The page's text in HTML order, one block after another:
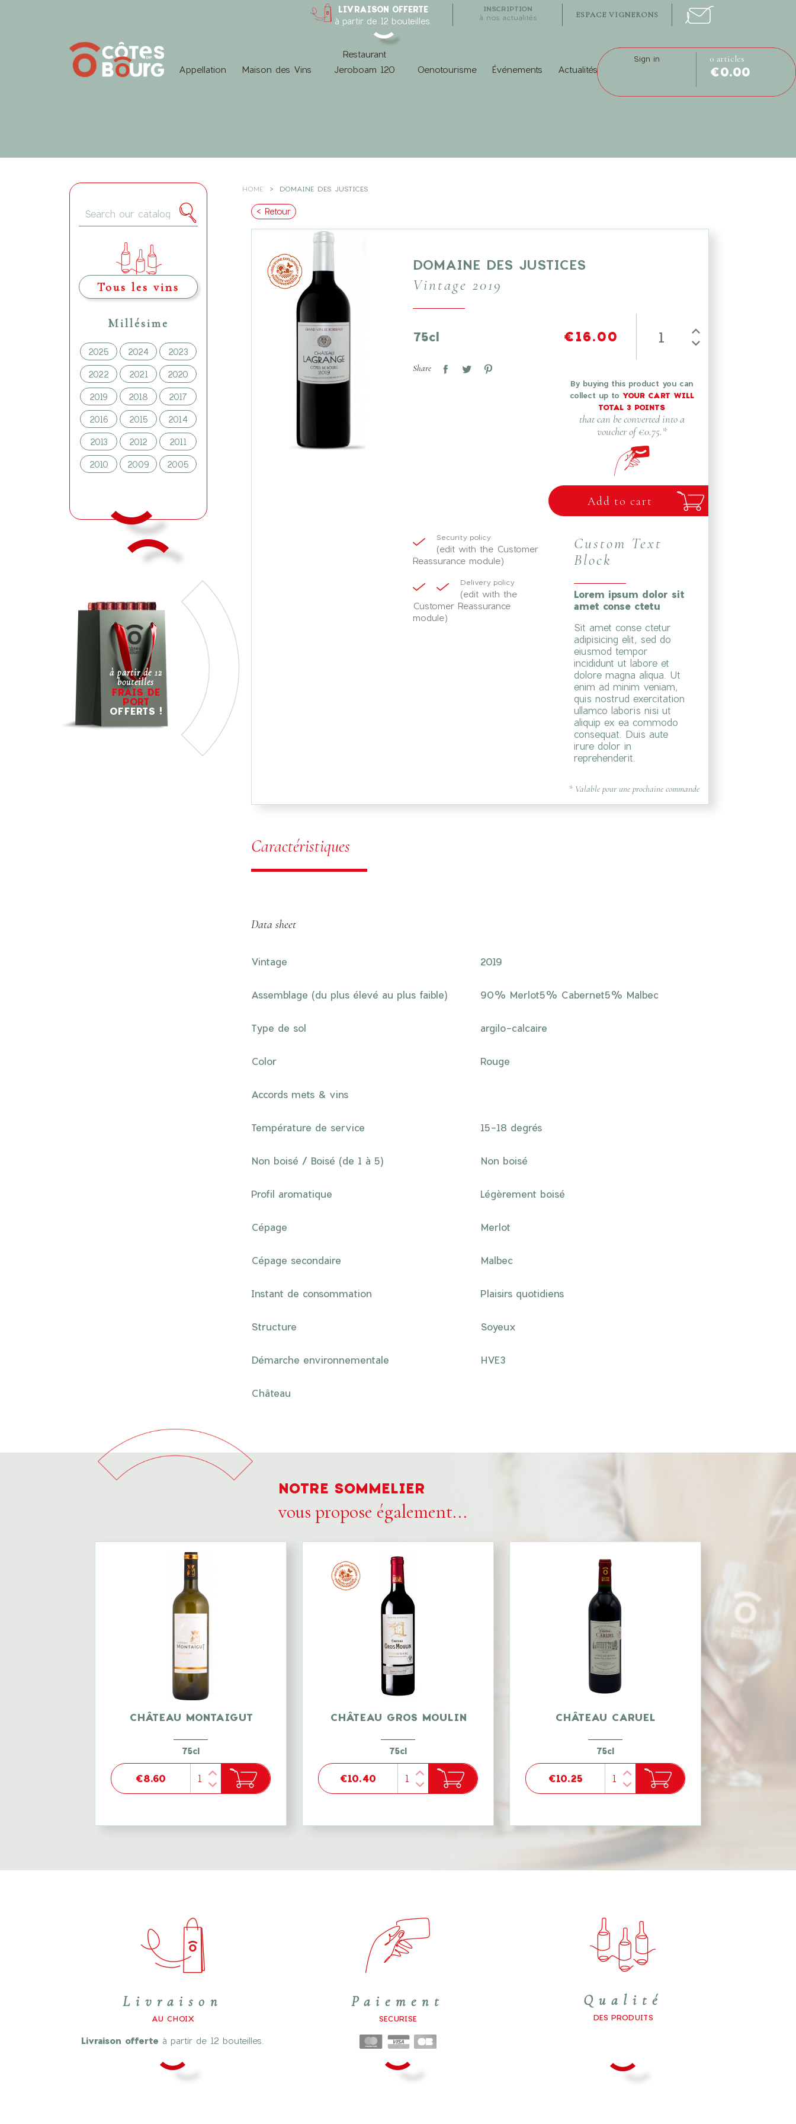
ESPACE VIGNERONS
INSCRIPTION
à nos actualités
LIVRAISON OFFERTE
à partir de 12 bouteilles.
Appellation Maison des Vins
Restaurant
Jeroboam 120
Oenotourisme Événements Actualités
Sign in 0 articles
€0.00
Tous les vins
Millésime
2025 2024 2023
2022 2021 2020
2019 2018 2017
2016 2015 2014
2013 2012 2011
2010 2009 2005
à partir de 12
bouteilles
FRAIS DE
PORT
OFFERTS !
HOME DOMAINE DES JUSTICES
< Retour
DOMAINE DES JUSTICES
Vintage 2019
75cl
Share
€16.00
By buying this product you can
collect up to YOUR CART WILL
TOTAL3 POINTS
that can be converted into a
voucher of€0.75.*
Add to cart
Security policy
(edit with the Customer
Reassurance module)
Delivery policy
(edit with the
Customer Reassurance
module)
Custom Text
Block
Lorem ipsum dolor sit
amet conse ctetu
Sit amet conse ctetur
adipisicing elit, sed do
eiusmod tempor
incididunt ut labore et
dolore magna aliqua. Ut
enim ad minim veniam,
quis nostrud exercitation
ullamco laboris nisi ut
aliquip ex ea commodo
consequat. Duis aute
irure dolor in
reprehenderit.
* Valable pour une prochaine commande
Caractéristiques
Data sheet
Vintage 2019
Assemblage (du plus élevé au plus faible) 90% Merlot5% Cabernet5% Malbec
Type de sol argilo-calcaire
Color Rouge
Accords mets & vins
Température de service 15-18 degrés
Non boisé / Boisé (de 1 à 5) Non boisé
Profil aromatique Légèrement boisé
Cépage Merlot
Cépage secondaire Malbec
Instant de consommation Plaisirs quotidiens
Structure Soyeux
Démarche environnementale HVE3
Château
NOTRE SOMMELIER
vous propose également...
CHÂTEAU MONTAIGUT
75cl
€8.60
CHÂTEAU GROS MOULIN
75cl
€10.40
CHÂTEAU CARUEL
75cl
€10.25
Livraison
AU CHOIX
Livraison offerte à partir de 12 bouteilles.
Paiement
SECURISE
Qualité
DES PRODUITS